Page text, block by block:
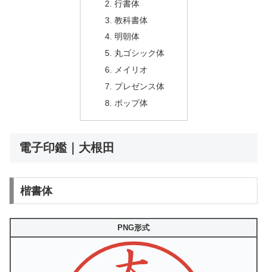
行書体
教科書体
明朝体
丸ゴシック体
メイリオ
プレゼンス体
ポップ体
電子印鑑｜大根田
楷書体
PNG形式